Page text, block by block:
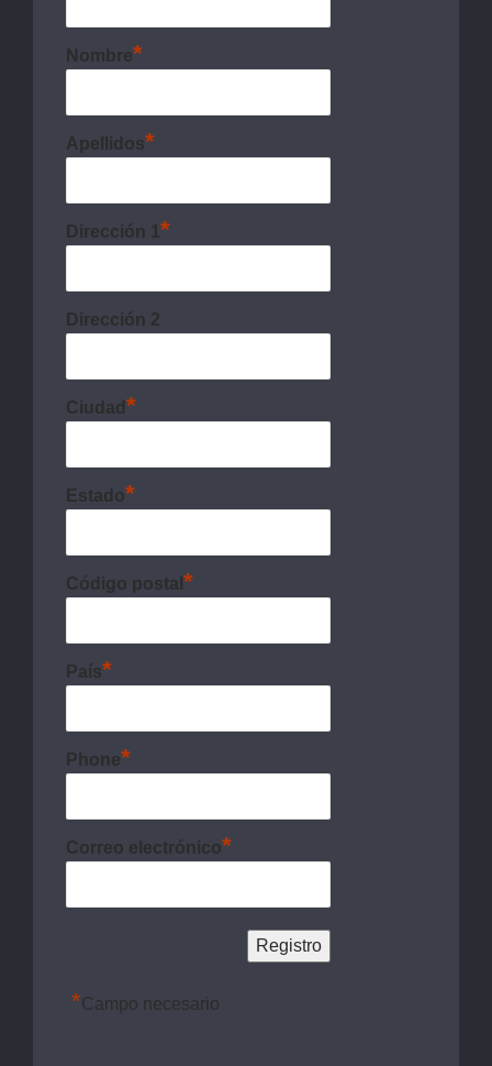
Nombre*
Apellidos*
Dirección 1 *
Dirección 2
Ciudad *
Estado*
Código postal *
País*
Phone*
Correo electrónico*
*Campo necesario